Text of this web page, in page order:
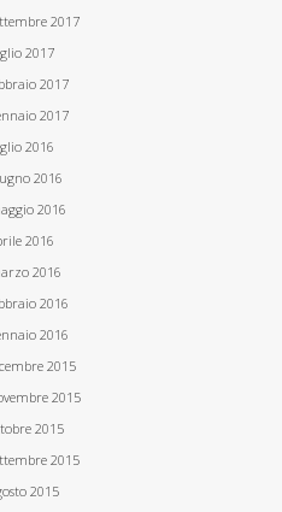
2017
2017
2017
2017
2016
2016
2016
2016
2016
2016
2016
2015
2015
2015
2015
2015